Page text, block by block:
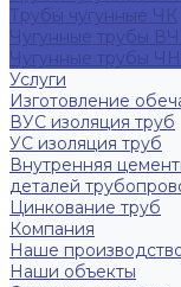
Трубы чугунные ЧК
Чугунные трубы
Чугунные трубы
Услуги
Изготовление
ВУС изоляция труб
УС изоляция труб
Внутренняя
деталей
Цинкование труб
Компания
Наше
Наши объекты